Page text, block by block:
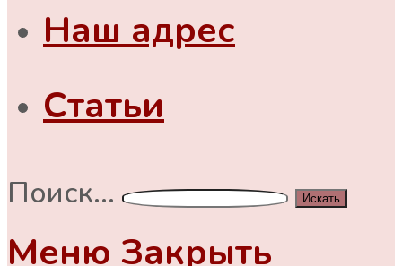
Наш адрес
Статьи
Поиск... Искать
Меню Закрыть